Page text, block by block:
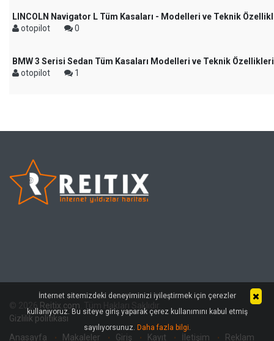
LINCOLN Navigator L Tüm Kasaları - Modelleri ve Teknik
otopilot
0
BMW 3 Serisi Sedan Tüm Kasaları Modelleri ve Teknik Özellikleri
otopilot
1
Reitix.com
Gizlilik politikası
Anasayfa
Makaleler Giriş Kayıt İletişim Reklam
İnternet sitemizdeki deneyiminizi iyileştirmek için çerezler
kullanıyoruz. Bu siteye giriş yaparak çerez kullanımını kabul etmiş
sayılıyorsunuz. Daha fazla bilgi.